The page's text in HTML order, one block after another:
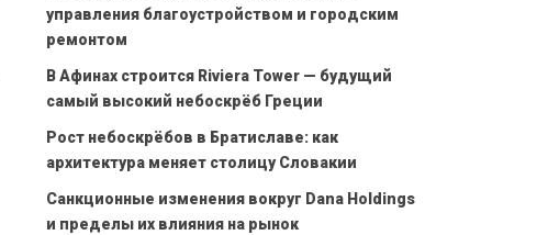
управления благоустройством и городским
ремонтом
В Афинах строится Riviera Tower — будущий
самый высокий небоскрёб Греции
Рост небоскрёбов в Братиславе: как
архитектура меняет столицу Словакии
Санкционные изменения вокруг Dana Holdings
и пределы их влияния на рынок